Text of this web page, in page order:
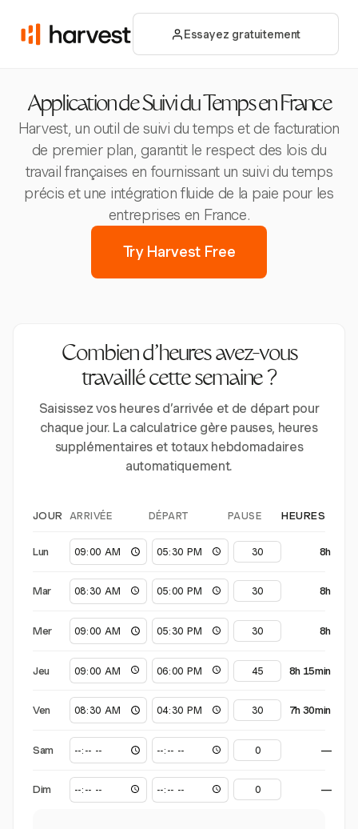
Essayez gratuitement
Application de Suivi du Temps en France
Harvest, un outil de suivi du temps et de facturation
de premier plan, garantit le respect des lois du
travail françaises en fournissant un suivi du temps
précis et une intégration fluide de la paie pour les
entreprises en France.
Try Harvest Free
Combien d’heures avez-vous
travaillé cette semaine ?
Saisissez vos heures d’arrivée et de départ pour
chaque jour. La calculatrice gère pauses, heures
supplémentaires et totaux hebdomadaires
automatiquement.
JOUR ARRIVÉE DÉPART PAUSE HEURES
Lun 8h
Mar 8h
Mer 8h
Jeu 8h 15min
Ven 7h 30min
Sam —
Dim —